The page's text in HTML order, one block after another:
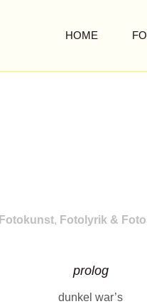
HOME
Fotokunst, Fotolyrik &
prolog
dunkel war’s